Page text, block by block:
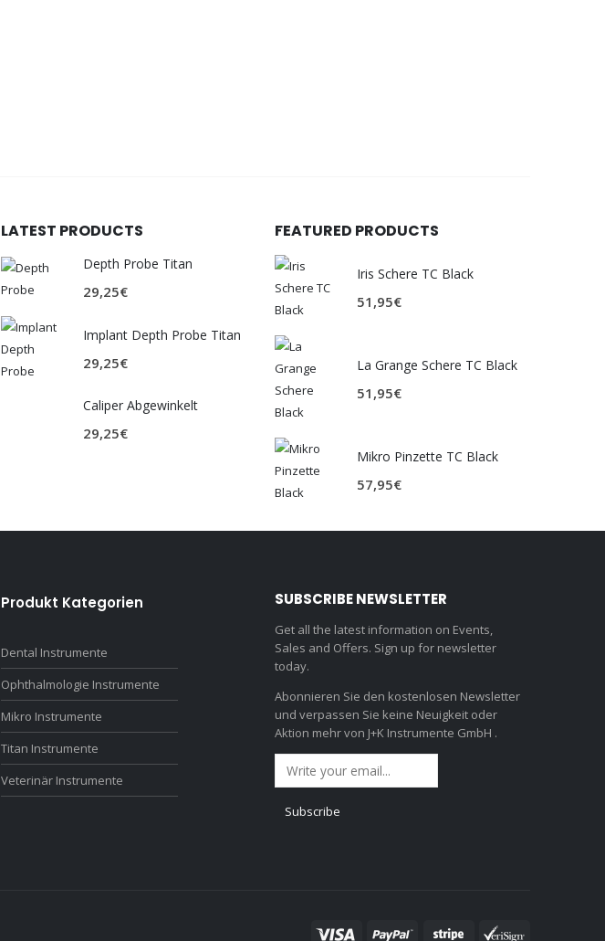
LATEST PRODUCTS
Depth Probe Titan
29,25€
Implant Depth Probe Titan
29,25€
Caliper Abgewinkelt
29,25€
FEATURED PRODUCTS
Iris Schere TC Black
51,95€
La Grange Schere TC Black
51,95€
Mikro Pinzette TC Black
57,95€
Produkt Kategorien
Dental Instrumente
Ophthalmologie Instrumente
Mikro Instrumente
Titan Instrumente
Veterinär Instrumente
SUBSCRIBE NEWSLETTER
Get all the latest information on Events,
Sales and Offers. Sign up for newsletter
today.
Abonnieren Sie den kostenlosen Newsletter
und verpassen Sie keine Neuigkeit oder
Aktion mehr von J+K Instrumente GmbH .